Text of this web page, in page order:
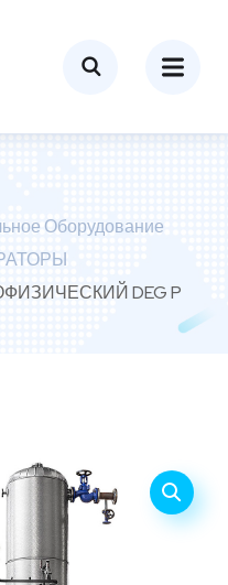
Оборудование
DEG P